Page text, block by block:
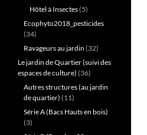
Hôtel à Insectes(5)
Ecophyto2018_pesticides
(34)
Ravageurs au jardin (32)
Le jardin de Quartier (suivi des
espaces de culture) (36)
Autres structures (au jardin
de quartier) (11)
Série A (Bacs Hauts en bois)
(3)